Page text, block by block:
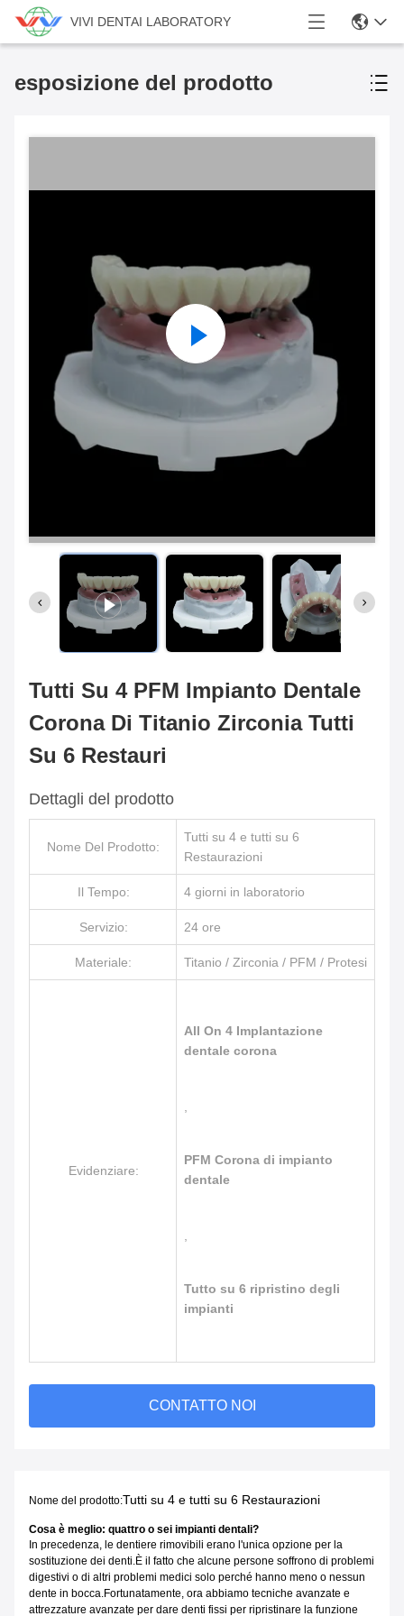
VIVI DENTAI LABORATORY
esposizione del prodotto
Tutti Su 4 PFM Impianto Dentale
Corona Di Titanio Zirconia Tutti
Su 6 Restauri
Dettagli del prodotto
Nome Del Prodotto:
Tutti su 4 e tutti su 6
Restaurazioni
Il Tempo: 4 giorni in laboratorio
Servizio: 24 ore
Materiale: Titanio / Zirconia / PFM / Protesi
Evidenziare:
All On 4 Implantazione
dentale corona
PFM Corona di impianto
dentale
Tutto su 6 ripristino degli
impianti
CONTATTO NOI
Nome del prodotto:Tutti su 4 e tutti su 6 Restaurazioni
Cosa è meglio: quattro o sei impianti dentali?
In precedenza, le dentiere rimovibili erano l'unica opzione per la
sostituzione dei denti.È il fatto che alcune persone soffrono di problemi
digestivi o di altri problemi medici solo perché hanno meno o nessun
dente in bocca.Fortunatamente, ora abbiamo tecniche avanzate e
attrezzature avanzate per dare denti fissi per ripristinare la funzione